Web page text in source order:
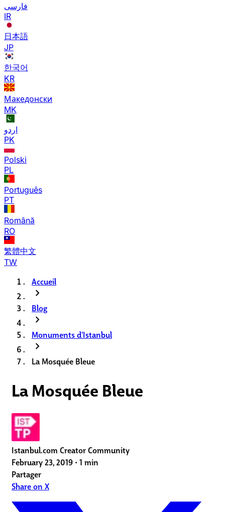
فارسی
IR
日本語
JP
한국어
KR
Македонски
MK
اردو
PK
Polski
PL
Português
PT
Română
RO
繁體中文
TW
Accueil
chevron_right
Blog
chevron_right
Monuments d'Istanbul
chevron_right
La Mosquée Bleue
La Mosquée Bleue
Istanbul.com Creator Community
February 23, 2019 • 1 min
Partager
Share on X